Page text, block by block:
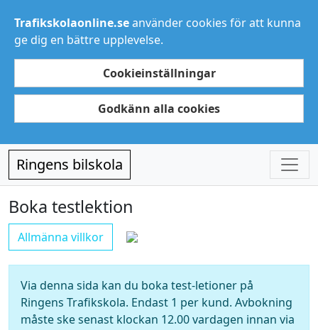
Trafikskolaonline.seanvänder cookies för att kunna
ge dig en bättre upplevelse.
Cookieinställningar
Godkänn alla cookies
Ringens bilskola
Boka testlektion
Allmänna villkor
Via denna sida kan du boka test-letioner på
Ringens Trafikskola. Endast 1 per kund. Avbokning
måste ske senast klockan 12.00 vardagen innan via